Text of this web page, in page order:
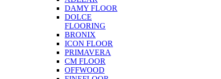
DAMY FLOOR
DOLCE
FLOORING
BRONIX
ICON FLOOR
PRIMAVERA
CM FLOOR
OFFWOOD